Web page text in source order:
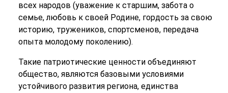
всех народов (уважение к старшим, забота о
семье, любовь к своей Родине, гордость за свою
историю, тружеников, спортсменов, передача
опыта молодому поколению).
Такие патриотические ценности объединяют
общество, являются базовыми условиями
устойчивого развития региона, единства